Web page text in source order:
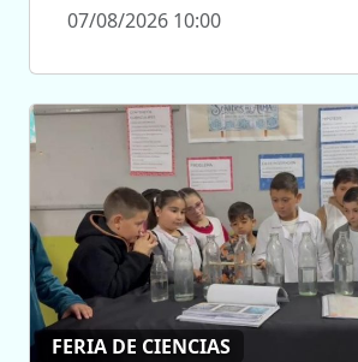
07/08/2026 10:00
FERIA DE CIENCIAS